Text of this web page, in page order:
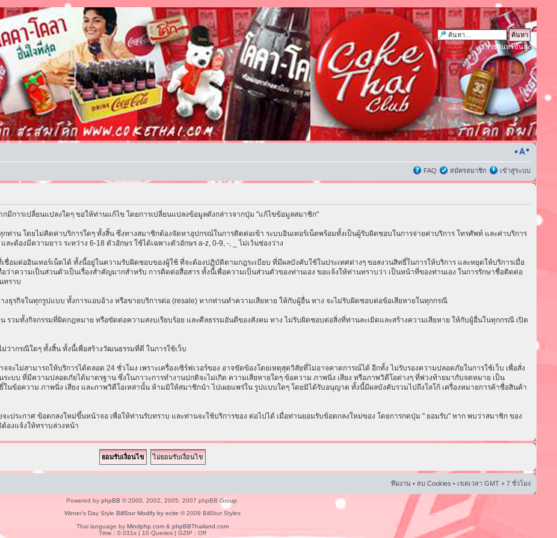
การค้นหาขั้นสูง
FAQ สมัครสมาชิก เข้าสู่ระบบ
การเปลี่ยนแปลงใดๆ ขอให้ท่านแก้ไข โดยการเปลี่ยนแปลงข้อมูลดังกล่าวจากปุ่ม "แก้ไขข้อมูลสมาชิก"
ท่าน โดยไม่คิดค่าบริการใดๆ ทั้งสิ้น ซึ่งทางสมาชิกต้องจัดหาอุปกรณ์ในการติดต่อเข้า ระบบอินเทอร์เน็ตพร้อมทั้งเป็นผู้รับผิดชอบในการจ่ายค่าบริการ โทรศัพท์ และค่าบริการ
ะต้องมีความยาว ระหว่าง 6-18 ตัวอักษร ใช้ได้เฉพาะตัวอักษร a-z, 0-9, -, _ ไม่เว้นช่องว่าง
ชื่อมต่ออินเทอร์เน็ตได้ ทั้งนี้อยู่ในความรับผิดชอบของผู้ใช้ ที่จะต้องปฏิบัติตามกฎระเบียบ ที่มีผลบังคับใช้ในประเทศต่างๆ ขอสงวนสิทธิ์ในการให้บริการ และหยุดให้บริการเมื่อ
าความเป็นส่วนตัวเป็นเรื่องสำคัญมากสำหรับ การติดต่อสื่อสาร ทั้งนี้เพื่อความเป็นส่วนตัวของท่านเอง ขอแจ้งให้ท่านทราบว่า เป็นหน้าที่ของท่านเอง ในการรักษาชื่อติดต่อ
ทราบ
งธุรกิจในทุกรูปแบบ ทั้งการแอบอ้าง หรือขายบริการต่อ (resale) หากท่านทำความเสียหาย ให้กับผู้อื่น ทาง จะไม่รับผิดชอบต่อข้อเสียหายในทุกกรณี
รวมทั้งกิจกรรมที่ผิดกฎหมาย หรือขัดต่อความสงบเรียบร้อย และศีลธรรมอันดีของสังคม ทาง ไม่รับผิดชอบต่อสิ่งที่ท่านละเมิดและสร้างความเสียหาย ให้กับผู้อื่นในทุกกรณี เปิด
ากรณีใดๆ ทั้งสิ้น ทั้งนี้เพื่อสร้างวัฒนธรรมที่ดี ในการใช้เว็บ
ะไม่สามารถให้บริการได้ตลอด 24 ชั่วโมง เพราะเครื่องเซิร์ฟเวอร์ของ อาจขัดข้องโดยเหตุสุดวิสัยที่ไม่อาจคาดการณ์ได้ อีกทั้ง ไม่รับรองความปลอดภัยในการใช้เว็บ เพื่อสั่ง
ะบบ ที่มีความปลอดภัยได้มาตรฐาน ซึ่งในภาวะการทำงานปกติจะไม่เกิด ความเสียหายใดๆ ข้อความ ภาพนิ่ง เสียง หรือภาพวิดีโอต่างๆ ที่พ่วงท้ายมากับจดหมาย เป็น
นข้อความ ภาพนิ่ง เสียง และภาพวิดีโอเหล่านั้น ห้ามมิให้สมาชิกนำ ไปเผยแพร่ใน รูปแบบใดๆ โดยมิได้รับอนุญาต ทั้งนี้มีผลบังคับรวมไปถึงโลโก้ เครื่องหมายการค้าชื่อสินค้า
ะประกาศ ข้อตกลงใหม่ขึ้นหน้าจอ เพื่อให้ท่านรับทราบ และท่านจะใช้บริการของ ต่อไปได้ เมื่อท่านยอมรับข้อตกลงใหม่ของ โดยการกดปุ่ม " ยอมรับ" หาก พบว่าสมาชิก ของ
องแจ้งให้ทราบล่วงหน้า
ทีมงาน • ลบ Cookies • เขตเวลา GMT + 7 ชั่วโมง
Powered byphpBB © 2000, 2002, 2005, 2007 phpBB Group.
Winter's Day StyleBillStur Modify by ecite © 2009 BillStur Styles
Thai language byMindphp.com &phpBBThailand.com
Time : 0.031s | 10 Queries | GZIP : Off